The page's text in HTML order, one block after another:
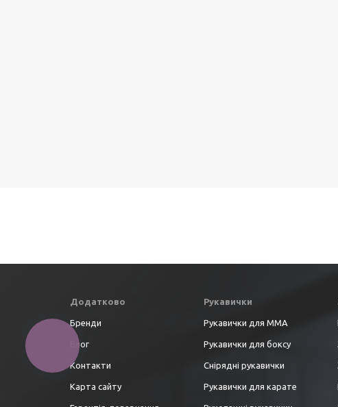
Додатково
Бренди
Блог
Контакти
Карта сайту
Рукавички
Рукавички для ММА
Рукавички для боксу
Снірядні рукавички
Рукавички для карате